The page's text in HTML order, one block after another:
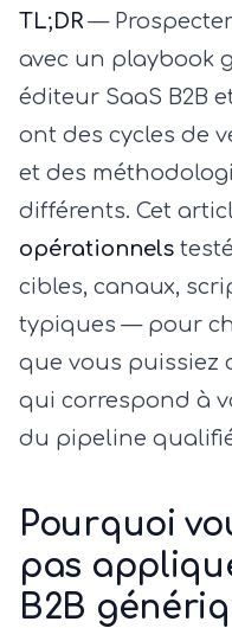
TL;DR —
avec un playbook
éditeur SaaS B2B
ont des cycles de
et des
différents. Cet
opérationnels
cibles, canaux,
typiques — pour
que vous puissiez
qui correspond à
du pipeline
Pourquoi
pas
B2B